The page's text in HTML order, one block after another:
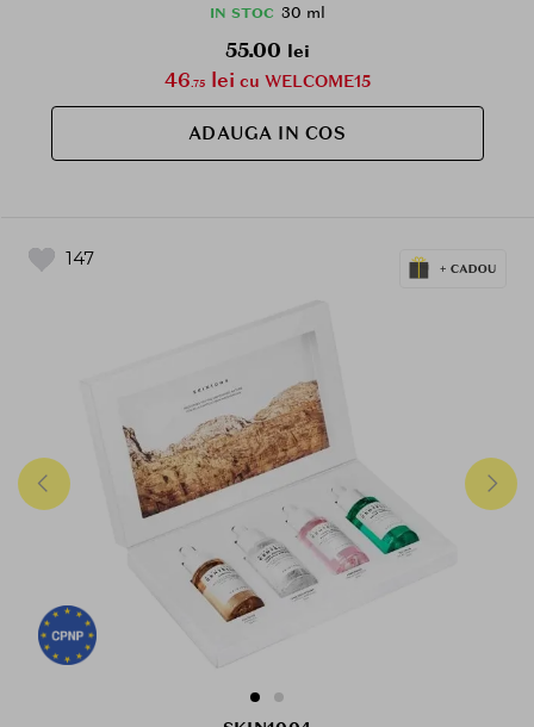
IN STOC 30 ml
55.00 lei
46.75lei cu WELCOME15
ADAUGA IN COS
147